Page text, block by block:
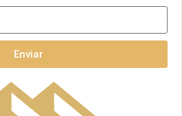
Enviar